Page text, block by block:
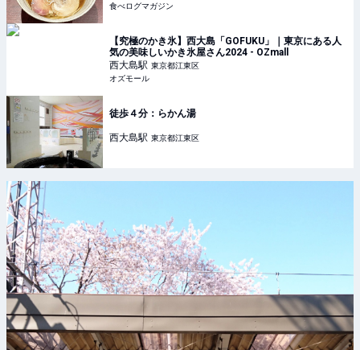
食べログマガジン
【究極のかき氷】西大島「GOFUKU」｜東京にある人
気の美味しいかき氷屋さん2024 - OZmall
西大島駅 東京都江東区
オズモール
徒歩４分：らかん湯
西大島駅 東京都江東区